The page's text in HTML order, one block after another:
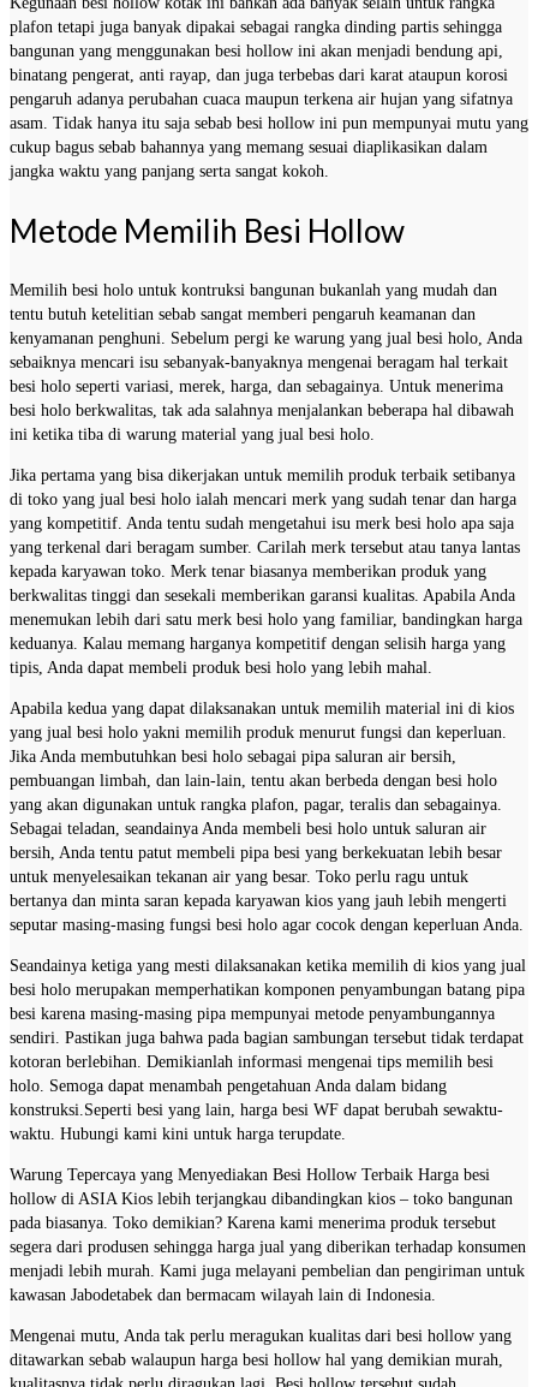
plafon tetapi juga banyak dipakai sebagai rangka dinding partis sehingga
bangunan yang menggunakan besi hollow ini akan menjadi bendung api,
binatang pengerat, anti rayap, dan juga terbebas dari karat ataupun korosi
pengaruh adanya perubahan cuaca maupun terkena air hujan yang sifatnya
asam. Tidak hanya itu saja sebab besi hollow ini pun mempunyai mutu yang
cukup bagus sebab bahannya yang memang sesuai diaplikasikan dalam
jangka waktu yang panjang serta sangat kokoh.
Metode Memilih Besi Hollow
Memilih besi holo untuk kontruksi bangunan bukanlah yang mudah dan
tentu butuh ketelitian sebab sangat memberi pengaruh keamanan dan
kenyamanan penghuni. Sebelum pergi ke warung yang jual besi holo, Anda
sebaiknya mencari isu sebanyak-banyaknya mengenai beragam hal terkait
besi holo seperti variasi, merek, harga, dan sebagainya. Untuk menerima
besi holo berkwalitas, tak ada salahnya menjalankan beberapa hal dibawah
ini ketika tiba di warung material yang jual besi holo.
Jika pertama yang bisa dikerjakan untuk memilih produk terbaik setibanya
di toko yang jual besi holo ialah mencari merk yang sudah tenar dan harga
yang kompetitif. Anda tentu sudah mengetahui isu merk besi holo apa saja
yang terkenal dari beragam sumber. Carilah merk tersebut atau tanya lantas
kepada karyawan toko. Merk tenar biasanya memberikan produk yang
berkwalitas tinggi dan sesekali memberikan garansi kualitas. Apabila Anda
menemukan lebih dari satu merk besi holo yang familiar, bandingkan harga
keduanya. Kalau memang harganya kompetitif dengan selisih harga yang
tipis, Anda dapat membeli produk besi holo yang lebih mahal.
Apabila kedua yang dapat dilaksanakan untuk memilih material ini di kios
yang jual besi holo yakni memilih produk menurut fungsi dan keperluan.
Jika Anda membutuhkan besi holo sebagai pipa saluran air bersih,
pembuangan limbah, dan lain-lain, tentu akan berbeda dengan besi holo
yang akan digunakan untuk rangka plafon, pagar, teralis dan sebagainya.
Sebagai teladan, seandainya Anda membeli besi holo untuk saluran air
bersih, Anda tentu patut membeli pipa besi yang berkekuatan lebih besar
untuk menyelesaikan tekanan air yang besar. Toko perlu ragu untuk
bertanya dan minta saran kepada karyawan kios yang jauh lebih mengerti
seputar masing-masing fungsi besi holo agar cocok dengan keperluan Anda.
Seandainya ketiga yang mesti dilaksanakan ketika memilih di kios yang jual
besi holo merupakan memperhatikan komponen penyambungan batang pipa
besi karena masing-masing pipa mempunyai metode penyambungannya
sendiri. Pastikan juga bahwa pada bagian sambungan tersebut tidak terdapat
kotoran berlebihan. Demikianlah informasi mengenai tips memilih besi
holo. Semoga dapat menambah pengetahuan Anda dalam bidang
konstruksi.Seperti besi yang lain, harga besi WF dapat berubah sewaktu-
waktu. Hubungi kami kini untuk harga terupdate.
Warung Tepercaya yang Menyediakan Besi Hollow Terbaik Harga besi
hollow di ASIA Kios lebih terjangkau dibandingkan kios – toko bangunan
pada biasanya. Toko demikian? Karena kami menerima produk tersebut
segera dari produsen sehingga harga jual yang diberikan terhadap konsumen
menjadi lebih murah. Kami juga melayani pembelian dan pengiriman untuk
kawasan Jabodetabek dan bermacam wilayah lain di Indonesia.
Mengenai mutu, Anda tak perlu meragukan kualitas dari besi hollow yang
ditawarkan sebab walaupun harga besi hollow hal yang demikian murah,